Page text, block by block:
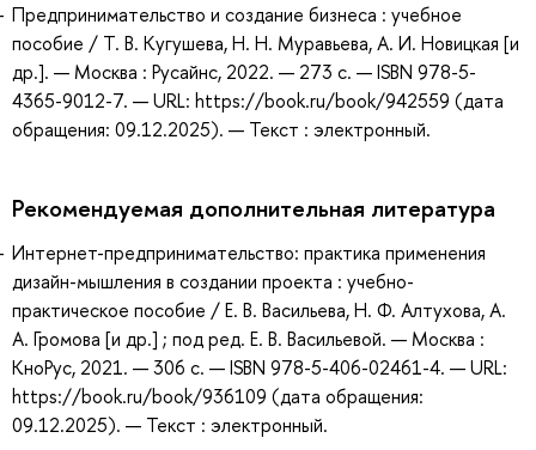
Предпринимательство и создание бизнеса : учебное
пособие / Т. В. Кугушева, Н. Н. Муравьева, А. И. Новицкая [и
др.]. — Москва : Русайнс, 2022. — 273 с. — ISBN 978-5-
4365-9012-7. — URL: https://book.ru/book/942559 (дата
обращения: 09.12.2025). — Текст : электронный.
Рекомендуемая дополнительная литература
Интернет-предпринимательство: практика применения
дизайн-мышления в создании проекта : учебно-
практическое пособие / Е. В. Васильева, Н. Ф. Алтухова, А.
А. Громова [и др.] ; под ред. Е. В. Васильевой. — Москва :
КноРус, 2021. — 306 с. — ISBN 978-5-406-02461-4. — URL:
https://book.ru/book/936109 (дата обращения:
09.12.2025). — Текст : электронный.